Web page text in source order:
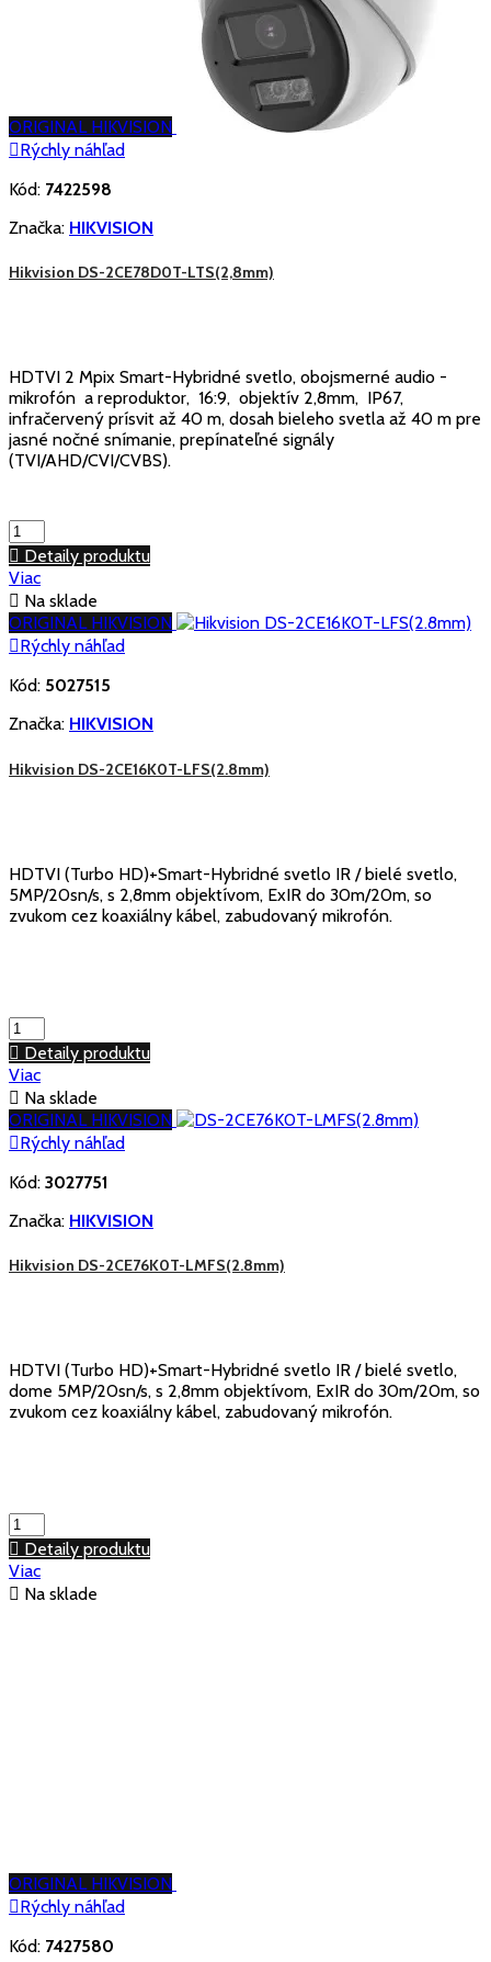
ORIGINAL HIKVISION
Rýchly náhľad
Kód: 7422598
Značka: HIKVISION
Hikvision DS-2CE78D0T-LTS(2,8mm)
HDTVI 2 Mpix Smart-Hybridné svetlo, obojsmerné audio -
mikrofón a reproduktor, 16:9, objektív 2,8mm, IP67,
infračervený prísvit až 40 m, dosah bieleho svetla až 40 m pre
jasné nočné snímanie, prepínateľné signály
(TVI/AHD/CVI/CVBS).
 Detaily produktu
Viac
 Na sklade
ORIGINAL HIKVISION
Rýchly náhľad
Kód: 5027515
Značka: HIKVISION
Hikvision DS-2CE16K0T-LFS(2.8mm)
HDTVI (Turbo HD)+Smart-Hybridné svetlo IR / bielé svetlo,
5MP/20sn/s, s 2,8mm objektívom, ExIR do 30m/20m, so
zvukom cez koaxiálny kábel, zabudovaný mikrofón.
 Detaily produktu
Viac
 Na sklade
ORIGINAL HIKVISION
Rýchly náhľad
Kód: 3027751
Značka: HIKVISION
Hikvision DS-2CE76K0T-LMFS(2.8mm)
HDTVI (Turbo HD)+Smart-Hybridné svetlo IR / bielé svetlo,
dome 5MP/20sn/s, s 2,8mm objektívom, ExIR do 30m/20m, so
zvukom cez koaxiálny kábel, zabudovaný mikrofón.
 Detaily produktu
Viac
 Na sklade
ORIGINAL HIKVISION
Rýchly náhľad
Kód: 7427580